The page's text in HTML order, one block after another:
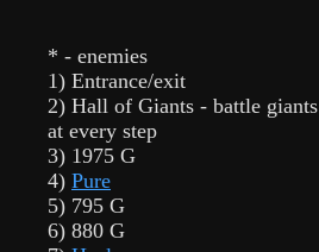
* - enemies
1) Entrance/exit
2) Hall of Giants - battle giants
at every step
3) 1975 G
4) Pure
5) 795 G
6) 880 G